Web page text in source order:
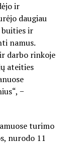
ir
daugiau
ir
namus.
darbo rinkoje
ateities
−
turimo
nurodo 11